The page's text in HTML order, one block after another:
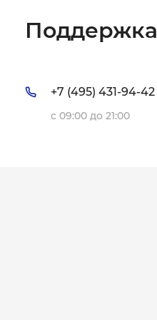
Поддержка
+7 (495) 431-94-42
с 09:00 до 21:00